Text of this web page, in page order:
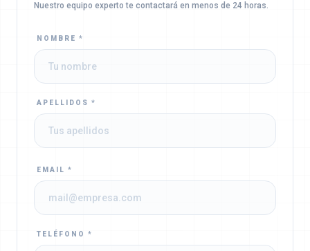
Nuestro equipo experto te contactará en menos de 24 horas.
NOMBRE *
APELLIDOS *
EMAIL *
TELÉFONO *